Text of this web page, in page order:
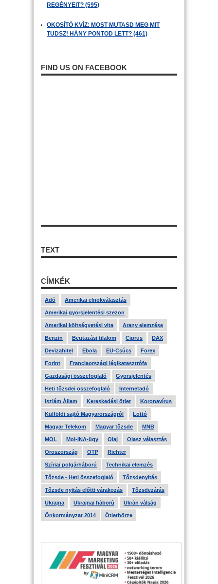
REGÉNYEIT? (595)
OKOSÍTÓ KVÍZ: MOST MUTASD MEG MIT
TUDSZ! HÁNY PONTOD LETT? (461)
FIND US ON FACEBOOK
TEXT
CÍMKÉK
Adó Amerikai elnökválasztás
Amerikai gyorsjelentési szezon
Amerikai költségvetési vita Arany elemzése
Benzin Beutazási tilalom Ciprus DAX
Devizahitel Ebola EU-Csúcs Forex
Forint Franciaországi légikatasztrófa
Gazdasági összefoglaló Gyorsjelentés
Heti tőzsdei összefoglaló Internetadó
Iszlám Állam Kereskedési ötlet Koronavírus
Külföldi sajtó Magyarországról Lottó
Magyar Telekom Magyar tőzsde MNB
MOL Mol-INA-ügy Olaj Olasz választás
Oroszország OTP Richter
Szíriai polgárháború Technikai elemzés
Tőzsde - Heti összefoglaló Tőzsdenyitás
Tőzsde nyitás előtti várakozás Tőzsdezárás
Ukrajna Ukrajnai háború Ukrán válság
Önkormányzat 2014 Ötletbörze